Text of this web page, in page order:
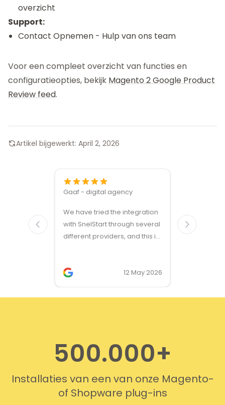
overzicht
Support:
Contact Opnemen - Hulp van ons team
Voor een compleet overzicht van functies en
configuratieopties, bekijk Magento 2 Google Product
Review feed.
Artikel bijgewerkt: April 2, 2026
Gaaf - digital agency
We have tried the integration
with SnelStart through several
different providers, and this is
two occasions, and it was
provided quickly and
professionally. We do
12 May 2026
modules
500.000+
Installaties van een van onze Magento-
of Shopware plug-ins